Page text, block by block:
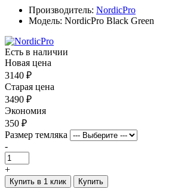
Производитель: NordicPro
Модель: NordicPro Black Green
Есть в наличии
Новая цена
3140 ₽
Старая цена
3490 ₽
Экономия
350 ₽
Размер темляка
-
+
Купить в 1 клик Купить